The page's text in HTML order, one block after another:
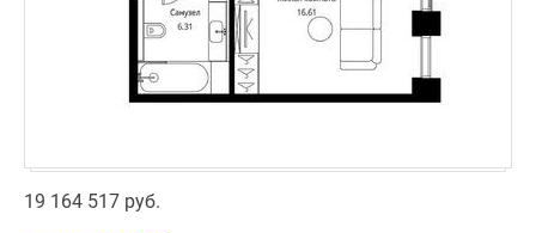
19 164 517 руб.